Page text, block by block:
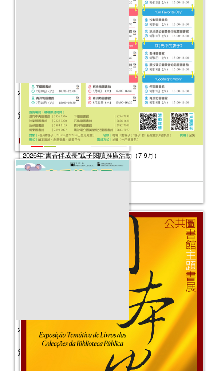
2026年“書香伴成長”親子閱讀推廣活動（7-9月）
活動日期：2026年07月04日
2025年“書香伴成長”親子閱讀推廣活動
（4-6月）
活動日期：2025年04月05日
報名結束
2025年“書香伴成長”親子閱讀推廣活動
（1-3月）
活動日期： 2025年01月04日